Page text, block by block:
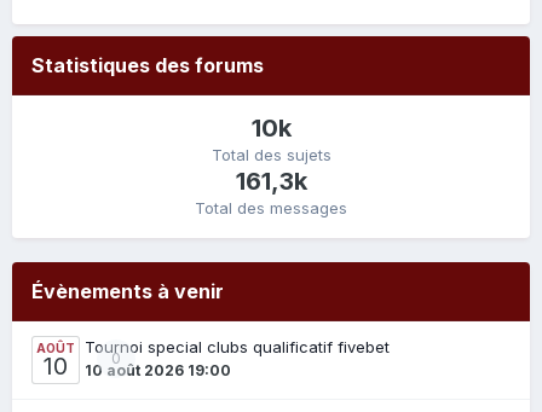
Statistiques des forums
10k
Total des sujets
161,3k
Total des messages
Évènements à venir
AOÛT
10 0
Tournoi special clubs qualificatif fivebet
10 août 2026 19:00